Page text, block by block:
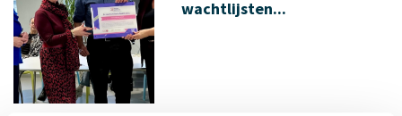
wachtlijsten...